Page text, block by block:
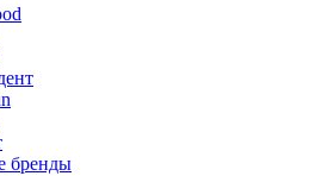
бренды